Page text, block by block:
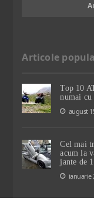
Articole
Top 10
numai cu
august
Cel mai
acum la
jante de
ianuarie